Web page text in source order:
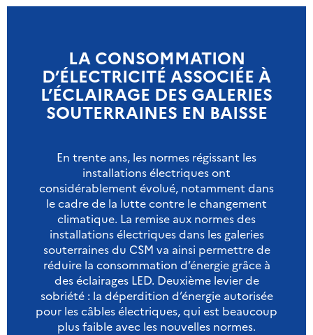
LA CONSOMMATION
D’ÉLECTRICITÉ ASSOCIÉE À
L’ÉCLAIRAGE DES GALERIES
SOUTERRAINES EN BAISSE
En trente ans, les normes régissant les
installations électriques ont
considérablement évolué, notamment dans
le cadre de la lutte contre le changement
climatique. La remise aux normes des
installations électriques dans les galeries
souterraines du CSM va ainsi permettre de
réduire la consommation d’énergie grâce à
des éclairages LED. Deuxième levier de
sobriété : la déperdition d’énergie autorisée
pour les câbles électriques, qui est beaucoup
plus faible avec les nouvelles normes.